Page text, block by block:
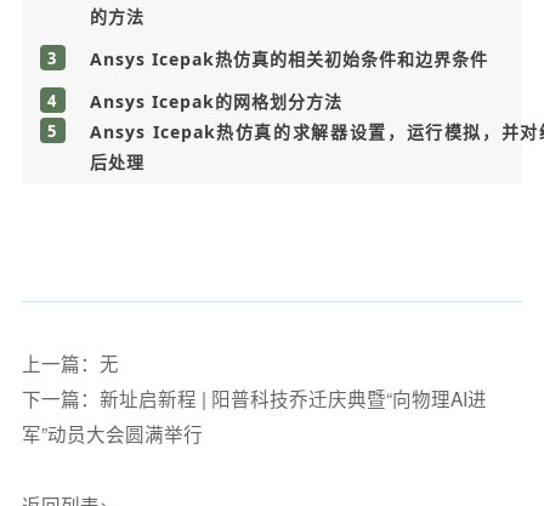
的方法
3 Ansys Icepak热仿真的相关初始条件和边界条件
4 Ansys Icepak的网格划分方法
5
Ansys Icepak热仿真的求解器设置，运行模拟，并对
后处理
上一篇：无
下一篇：新址启新程 | 阳普科技乔迁庆典暨“向物理AI进
军”动员大会圆满举行